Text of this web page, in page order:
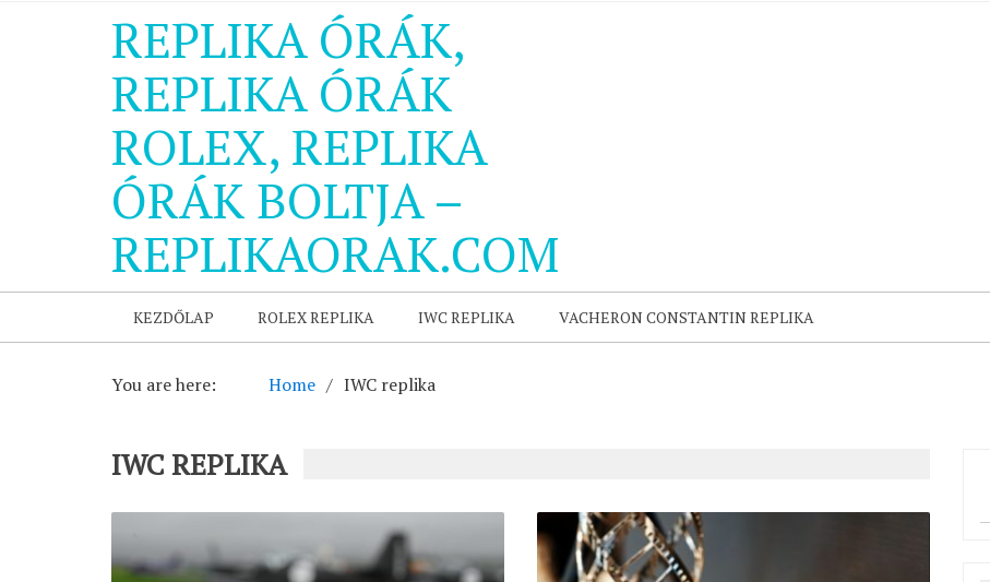
REPLIKA ÓRÁK,
REPLIKA ÓRÁK
ROLEX, REPLIKA
ÓRÁK BOLTJA –
REPLIKAORAK.COM
KEZDŐLAP ROLEX REPLIKA IWC REPLIKA VACHERON CONSTANTIN REPLIKA
You are here: Home IWC replika
IWC REPLIKA